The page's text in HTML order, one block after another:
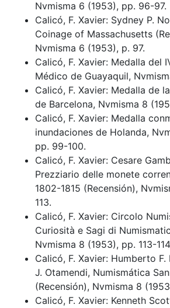
Nvmisma 6 (1953), pp. 96-97.
Calicó, F. Xavier: Sydney P.
Coinage of Massachusetts
Nvmisma 6 (1953), p. 97.
Calicó, F. Xavier: Medalla del
Médico de Guayaquil,
Calicó, F. Xavier: Medalla de
de Barcelona, Nvmisma 8
Calicó, F. Xavier: Medalla
inundaciones de Holanda,
pp. 99-100.
Calicó, F. Xavier: Cesare
Prezziario delle monete
1802-1815 (Recensión),
113.
Calicó, F. Xavier: Circolo
Curiosità e Sagi di
Nvmisma 8 (1953), pp. 113-
Calicó, F. Xavier: Humberto
J. Otamendi, Numismática
(Recensión), Nvmisma 8
Calicó, F. Xavier: Kenneth